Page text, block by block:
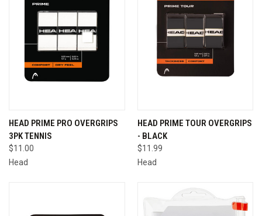
HEAD PRIME PRO OVERGRIPS
3PK TENNIS
$11.00
Head
HEAD PRIME TOUR OVERGRIPS
- BLACK
$11.99
Head